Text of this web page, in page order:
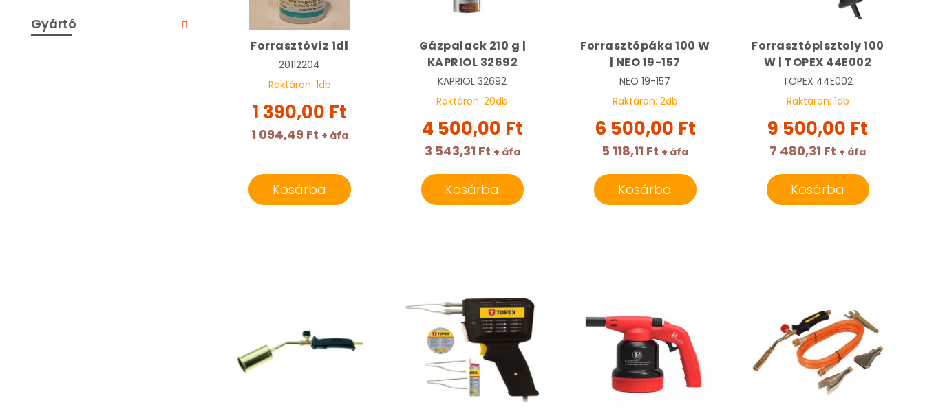
Forrasztóvíz 1dl
20112204
Raktáron: 1db
1 390,00 Ft
1 094,49 Ft + áfa
Kosárba
Gázpalack 210 g |
KAPRIOL 32692
KAPRIOL 32692
Raktáron:20db
4 500,00 Ft
3 543,31 Ft + áfa
Kosárba
Forrasztópáka 100 W
| NEO 19-157
NEO 19-157
Raktáron: 2db
6 500,00 Ft
5 118,11 Ft + áfa
Kosárba
Forrasztópisztoly 100
W | TOPEX 44E002
TOPEX 44E002
Raktáron: 1db
9 500,00 Ft
7 480,31 Ft + áfa
Kosárba
Gyártó